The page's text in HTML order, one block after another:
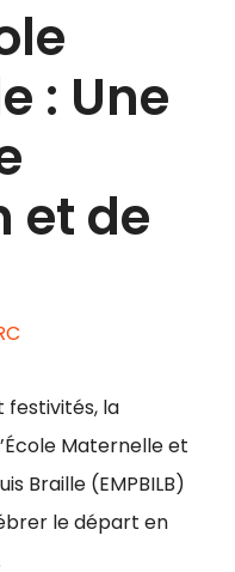
: Une
et de
festivités, la
Maternelle et
Braille (EMPBILB)
le départ en